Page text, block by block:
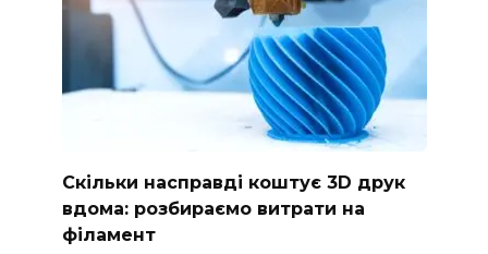
Скільки насправді коштує 3D друк
вдома: розбираємо витрати на
філамент